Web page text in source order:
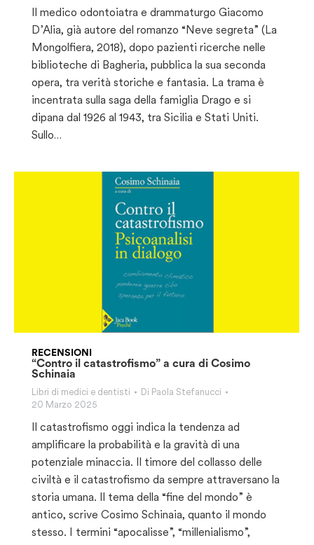
Il medico odontoiatra e drammaturgo Giacomo
D’Alia, già autore del romanzo “Neve segreta” (La
Mongolfiera, 2018), dopo pazienti ricerche nelle
biblioteche di Bagheria, pubblica la sua seconda
opera, tra verità storiche e fantasia. La trama è
incentrata sulla saga della famiglia Drago e si
dipana dal 1926 al 1943, tra Sicilia e Stati Uniti.
Sullo…
RECENSIONI
“Contro il catastrofismo” a cura di Cosimo
Schinaia
Libri di medici e dentisti Di Paola Stefanucci
20 Marzo 2025
Il catastrofismo oggi indica la tendenza ad
amplificare la probabilità e la gravità di una
potenziale minaccia. Il timore del collasso delle
civiltà e il catastrofismo da sempre attraversano la
storia umana. Il tema della “fine del mondo” è
antico, scrive Cosimo Schinaia, quanto il mondo
stesso. I termini “apocalisse”, “millenialismo”,